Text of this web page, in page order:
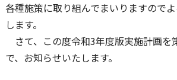
各種施策に取り組んでまいりますので
します。
さて、この度令和3年度版実施計画を
で、お知らせいたします。